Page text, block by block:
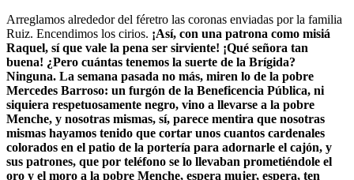
Arreglamos alrededor del féretro las coronas enviadas por la familia
Ruiz. Encendimos los cirios. ¡Así, con una patrona como misiá
Raquel, sí que vale la pena ser sirviente! ¡Qué señora tan
buena! ¿Pero cuántas tenemos la suerte de la Brígida?
Ninguna. La semana pasada no más, miren lo de la pobre
Mercedes Barroso: un furgón de la Beneficencia Pública, ni
siquiera respetuosamente negro, vino a llevarse a la pobre
Menche, y nosotras mismas, sí, parece mentira que nosotras
mismas hayamos tenido que cortar unos cuantos cardenales
colorados en el patio de la portería para adornarle el cajón, y
sus patrones, que por teléfono se lo llevaban prometiéndole el
oro y el moro a la pobre Menche, espera mujer, espera, ten